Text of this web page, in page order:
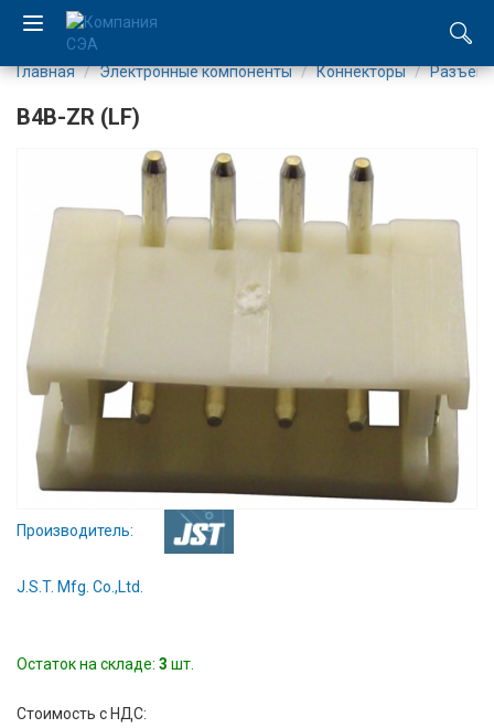
Компания
Каталог
Новости
Вакансии
Вход/
авторизация
Контакты
Доставка
Главная Электронные компоненты Коннекторы
B4B-ZR (LF)
Производитель:
J.S.T. Mfg. Co.,Ltd.
Остаток на складе: 3 шт.
Стоимость с НДС: